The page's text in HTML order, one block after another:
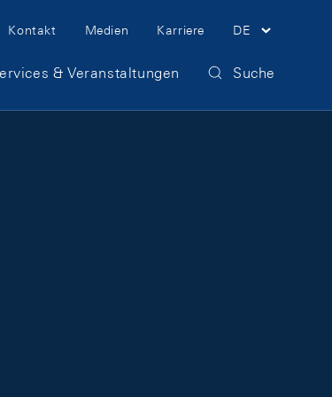
Meta Navigation
Kontakt Medien Karriere DE
& Veranstaltungen Suche